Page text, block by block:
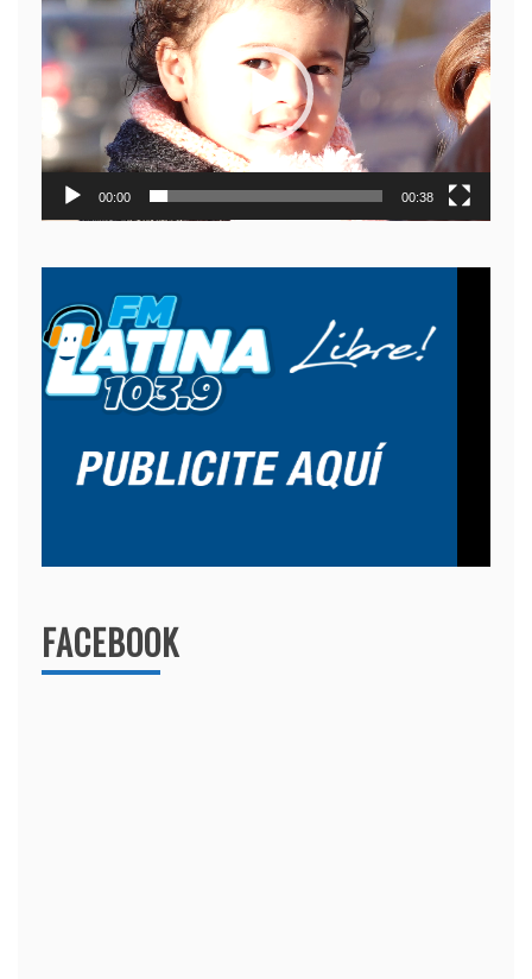
de
video
00:00 00:38
FACEBOOK